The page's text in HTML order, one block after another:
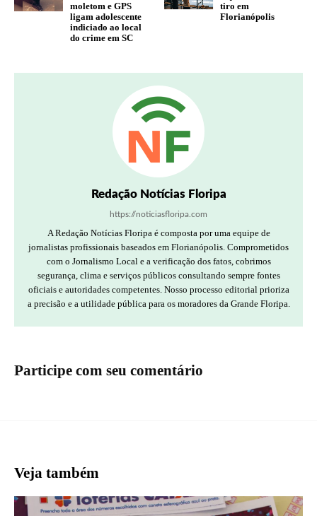
moletom e GPS
ligam adolescente
indiciado ao local
do crime em SC
tiro em
Florianópolis
Redação Notícias Floripa
https://noticiasfloripa.com
A Redação Notícias Floripa é composta por uma equipe de
jornalistas profissionais baseados em Florianópolis. Comprometidos
com o Jornalismo Local e a verificação dos fatos, cobrimos
segurança, clima e serviços públicos consultando sempre fontes
oficiais e autoridades competentes. Nosso processo editorial prioriza
a precisão e a utilidade pública para os moradores da Grande Floripa.
Participe com seu comentário
Veja também